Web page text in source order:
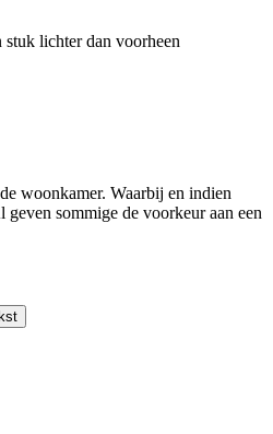
stuk lichter dan voorheen
woonkamer. Waarbij en indien
sommige de voorkeur aan een